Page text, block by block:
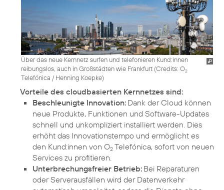
Über das neue Kernnetz surfen und telefonieren Kund:innen
reibungslos, auch in Großstädten wie Frankfurt (Credits: O2
Telefónica / Henning Koepke)
Vorteile des cloudbasierten Kernnetzes sind:
Beschleunigte Innovation: Dank der Cloud können
neue Produkte, Funktionen und Software-Updates
schnell und unkompliziert installiert werden. Dies
erhöht das Innovationstempo und ermöglicht es
den Kund:innen von O2 Telefónica, sofort von neuen
Services zu profitieren.
Unterbrechungsfreier Betrieb: Bei Reparaturen
oder Serverausfällen wird der Datenverkehr